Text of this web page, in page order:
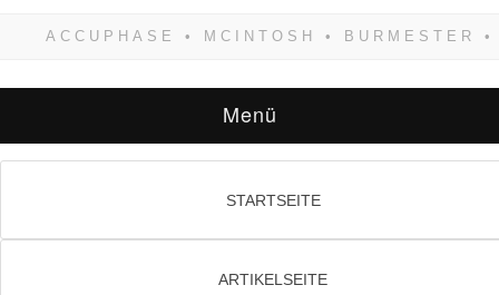
zwangsläufig siegen! Und noch was: Hifi
Menü
STARTSEITE
ARTIKELSEITE